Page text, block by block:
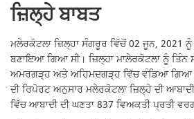
ਜ਼ਿਲ੍ਹੇ ਬਾਬਤ
ਮਲੇਰਕੋਟਲਾ ਜ਼ਿਲ੍ਹਾ ਸੰਗਰੂਰ ਵਿੱਚੋਂ 02 ਜੂਨ, 2021
ਬਣਾਇਆ ਗਿਆ ਸੀ। ਜ਼ਿਲ੍ਹਾ ਮਾਲੇਰਕੋਟਲਾ ਨੂੰ ਤਿੰਨ
ਅਮਰਗੜ੍ਹ ਅਤੇ ਅਹਿਮਦਗੜ੍ਹ ਵਿੱਚ ਵੰਡਿਆ ਗਿਆ
ਦੀ ਰਿਪੋਰਟ ਅਨੁਸਾਰ ਮਲੇਰਕੋਟਲਾ ਜ਼ਿਲ੍ਹੇ ਦੀ
ਵਿੱਚ ਆਬਾਦੀ ਦੀ ਘਣਤਾ 837 ਵਿਅਕਤੀ ਪ੍ਰਤੀ